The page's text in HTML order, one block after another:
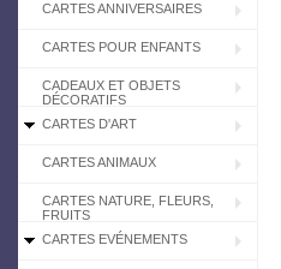
CARTES ANNIVERSAIRES
CARTES POUR ENFANTS
CADEAUX ET OBJETS
DÉCORATIFS
CARTES D'ART
CARTES ANIMAUX
CARTES NATURE, FLEURS,
FRUITS
CARTES EVÉNEMENTS